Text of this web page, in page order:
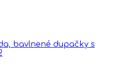
bavlnené dupačky s